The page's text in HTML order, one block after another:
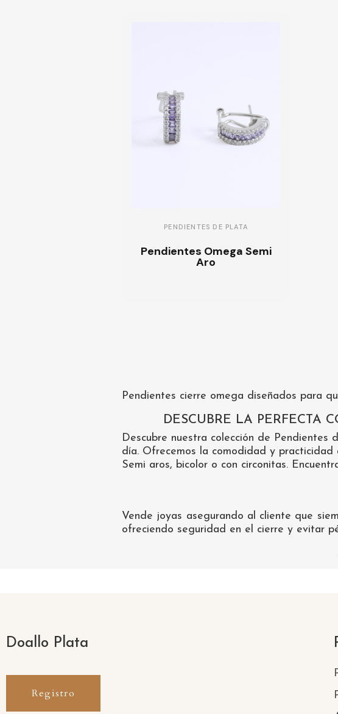
PENDIENTES DE PLATA
Pendientes Omega Semi
Aro
Pendientes cierre omega diseñados para
DESCUBRE LA PERFECTA
Descubre nuestra colección de
día. Ofrecemos la comodidad y
Semi aros, bicolor o con circonitas.
Vende joyas asegurando al cliente que
ofreciendo seguridad en el cierre y evitar
Doallo Plata
Registro